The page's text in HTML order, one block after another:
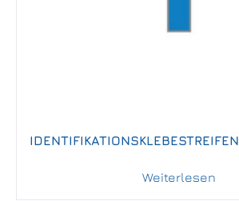
IDENTIFIKATIONSKLEBESTREIFEN
Weiterlesen